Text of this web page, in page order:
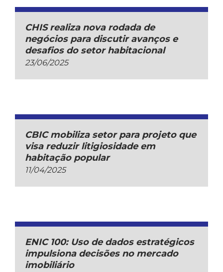
CHIS realiza nova rodada de
negócios para discutir avanços e
desafios do setor habitacional
23/06/2025
CBIC mobiliza setor para projeto que
visa reduzir litigiosidade em
habitação popular
11/04/2025
ENIC 100: Uso de dados estratégicos
impulsiona decisões no mercado
imobiliário